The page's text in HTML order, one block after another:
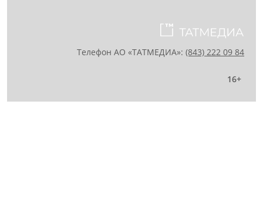
Телефон АО «ТАТМЕДИА»: (843) 222 09 84
16+